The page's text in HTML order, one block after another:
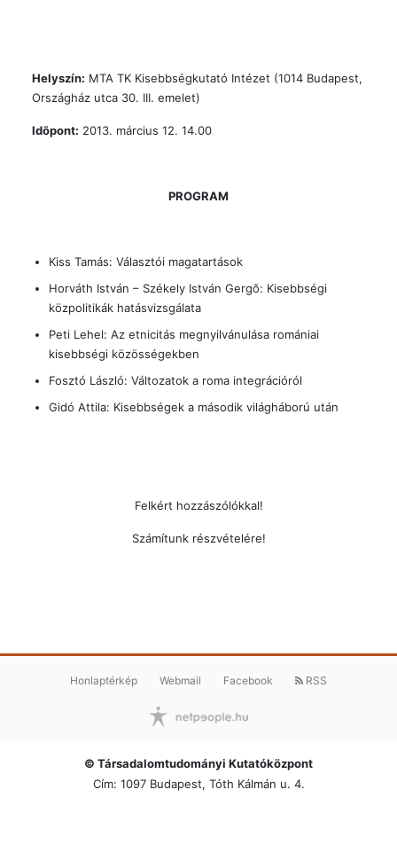
Helyszín: MTA TK Kisebbségkutató Intézet (1014 Budapest,
Országház utca 30. III. emelet)
Idõpont: 2013. március 12. 14.00
PROGRAM
Kiss Tamás: Választói magatartások
Horváth István – Székely István Gergõ: Kisebbségi
közpolitikák hatásvizsgálata
Peti Lehel: Az etnicitás megnyilvánulása romániai
kisebbségi közösségekben
Fosztó László: Változatok a roma integrációról
Gidó Attila: Kisebbségek a második világháború után
Felkért hozzászólókkal!
Számítunk részvételére!
Honlaptérkép Webmail Facebook RSS
© Társadalomtudományi Kutatóközpont
Cím: 1097 Budapest, Tóth Kálmán u. 4.